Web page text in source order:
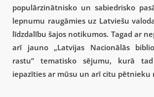
populārzinātnisko un sabiedrisko
lepnumu raugāmies uz Latviešu
līdzdalību šajos notikumos. Tagad ar
arī jauno „Latvijas Nacionālās
rastu” tematisko sējumu, kurā
iepazīties ar mūsu un arī citu pētnieku